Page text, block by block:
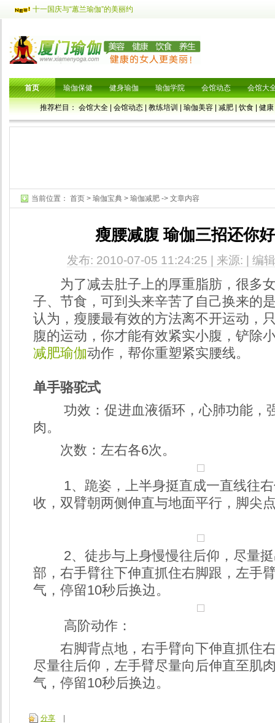
十一国庆与“蕙兰瑜伽”的美丽约
首页
推荐栏目：会馆大全|会馆动态|教练培训|瑜伽美容|减肥|饮食|健康
瑜伽保健 健身瑜伽 瑜伽学院 会馆动态 会馆大
当前位置： 首页 > 瑜伽宝典 > 瑜伽减肥 -> 文章内容
瘦腰减腹 瑜伽三招还你
发布: 2010-07-05 11:24:25 | 来源: | 编
为了减去肚子上的厚重脂肪，很多
子、节食，可到头来辛苦了自己换来的
认为，瘦腰最有效的方法离不开运动，
腹的运动，你才能有效紧实小腹，铲除
减肥瑜伽动作，帮你重塑紧实腰线。
单手骆驼式
功效：促进血液循环，心肺功能，
肉。
次数：左右各6次。
1、跪姿，上半身挺直成一直线往右
收，双臂朝两侧伸直与地面平行，脚尖
2、徒步与上身慢慢往后仰，尽量挺
部，右手臂往下伸直抓住右脚跟，左手
气，停留10秒后换边。
高阶动作：
右脚背点地，右手臂向下伸直抓住
尽量往后仰，左手臂尽量向后伸直至肌
气，停留10秒后换边。
分享